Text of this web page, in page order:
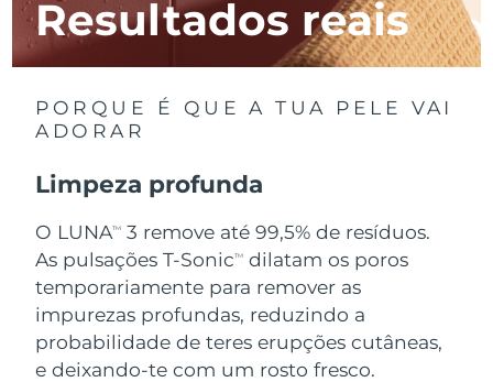
Resultados reais
PORQUE É QUE A TUA PELE VAI
ADORAR
Limpeza profunda
O LUNATM
3 remove até 99,5% de resíduos.
As pulsações T-SonicTM
dilatam os poros
temporariamente para remover as
impurezas profundas, reduzindo a
probabilidade de teres erupções cutâneas,
e deixando-te com um rosto fresco.
Luxemburgo Entrega prevista8/8/26
Macau, RAE da
China
Malta
México Entrega prevista8/12/26
Mônaco Entrega prevista
Países Baixos Entrega prevista 8/8/26